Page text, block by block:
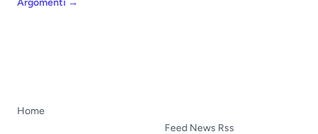
Argomenti →
Home
Feed News Rss